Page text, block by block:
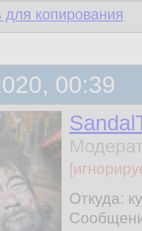
для копирования
00:39
Откуда: